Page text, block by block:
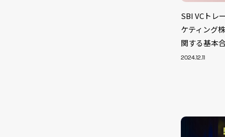
SBI VCトレ
ケティング
関する基本
2024.12.11